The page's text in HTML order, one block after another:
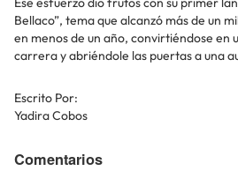
Bellaco”, tema que alcanzó más de un
en menos de un año, convirtiéndose en
carrera y abriéndole las puertas a una
Escrito Por:
Yadira Cobos
Comentarios